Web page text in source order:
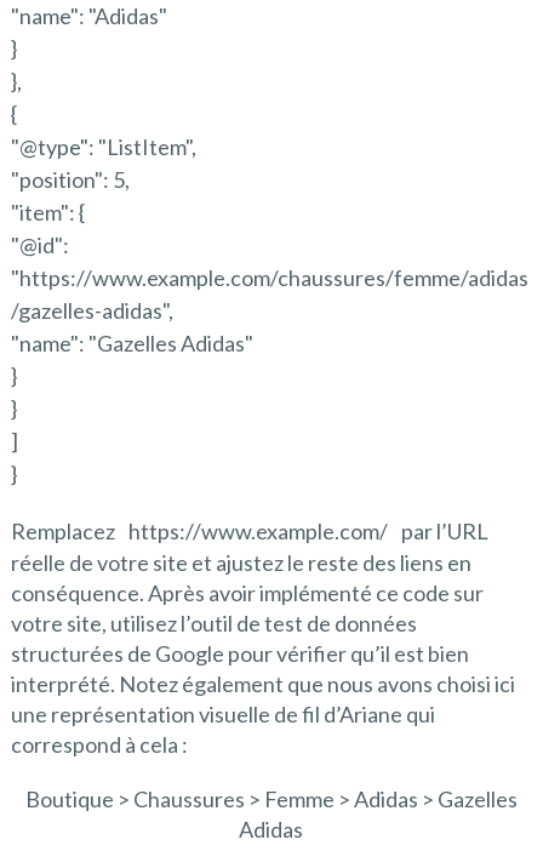
"name": "Adidas"
}
},
{
"@type": "ListItem",
"position": 5,
"item": {
"@id":
"https://www.example.com/chaussures/femme/adidas
/gazelles-adidas",
"name": "Gazelles Adidas"
}
}
]
}
Remplacez https://www.example.com/ par l’URL
réelle de votre site et ajustez le reste des liens en
conséquence. Après avoir implémenté ce code sur
votre site, utilisez l’outil de test de données
structurées de Google pour vérifier qu’il est bien
interprété. Notez également que nous avons choisi ici
une représentation visuelle de fil d’Ariane qui
correspond à cela :
Boutique > Chaussures > Femme > Adidas > Gazelles
Adidas